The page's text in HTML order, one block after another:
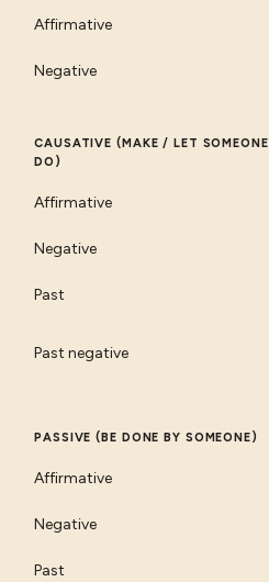
Affirmative
Negative
CAUSATIVE (MAKE / LET SOMEONE
DO)
Affirmative
Negative
Past
Past negative
PASSIVE (BE DONE BY SOMEONE)
Affirmative
Negative
Past